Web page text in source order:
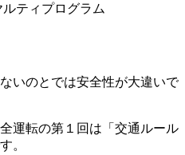
ティプログラム
いのとでは安全性が大違いで
運転の第１回は「交通ルール
。